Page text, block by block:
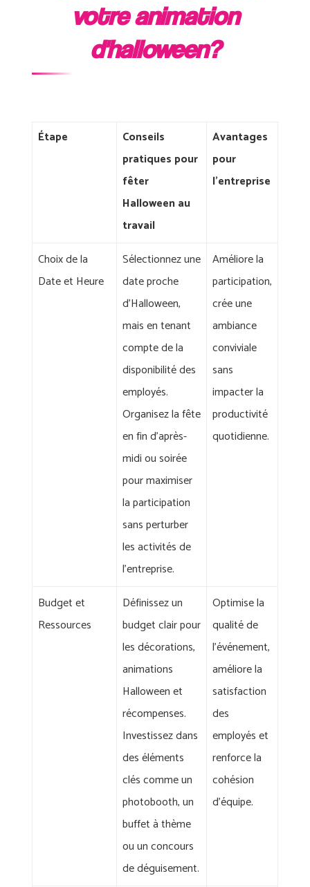
votre animation
d'halloween?
Étape
Conseils
pratiques pour
fêter
Halloween au
travail
Avantages
pour
l'entreprise
Choix de la
Date et Heure
Sélectionnez une
date proche
d'Halloween,
mais en tenant
compte de la
disponibilité des
employés.
Organisez la fête
en fin d'après-
midi ou soirée
pour maximiser
la participation
sans perturber
les activités de
l'entreprise.
Améliore la
participation,
crée une
ambiance
conviviale
sans
impacter la
productivité
quotidienne.
Budget et
Ressources
Définissez un
budget clair pour
les décorations,
animations
Halloween et
récompenses.
Investissez dans
des éléments
clés comme un
photobooth, un
buffet à thème
ou un concours
de déguisement.
Optimise la
qualité de
l'événement,
améliore la
satisfaction
des
employés et
renforce la
cohésion
d'équipe.